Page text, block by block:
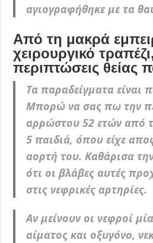
αγιογραφήθηκε με τα
Από τη μακρά
χειρουργικό
περιπτώσεις θείας
Τα παραδείγματα είναι
Μπορώ να σας πω την
αρρώστου 52 ετών από
5 παιδιά, όπου είχε
αορτή του. Καθάρισα
ότι οι βλάβες αυτές
στις νεφρικές αρτηρίες.
Αν μείνουν οι νεφροί
αίματος και οξυγόνο,